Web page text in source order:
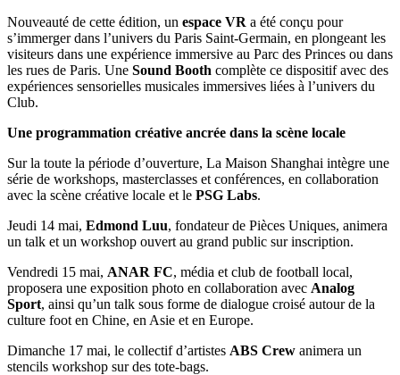
Nouveauté de cette édition, un espace VR a été conçu pour
s’immerger dans l’univers du Paris Saint-Germain, en plongeant les
visiteurs dans une expérience immersive au Parc des Princes ou dans
les rues de Paris. Une Sound Booth complète ce dispositif avec des
expériences sensorielles musicales immersives liées à l’univers du
Club.
Une programmation créative ancrée dans la scène locale
Sur la toute la période d’ouverture, La Maison Shanghai intègre une
série de workshops, masterclasses et conférences, en collaboration
avec la scène créative locale et le PSG Labs.
Jeudi 14 mai, Edmond Luu, fondateur de Pièces Uniques, animera
un talk et un workshop ouvert au grand public sur inscription.
Vendredi 15 mai, ANAR FC, média et club de football local,
proposera une exposition photo en collaboration avec Analog
Sport, ainsi qu’un talk sous forme de dialogue croisé autour de la
culture foot en Chine, en Asie et en Europe.
Dimanche 17 mai, le collectif d’artistes ABS Crew animera un
stencils workshop sur des tote-bags.